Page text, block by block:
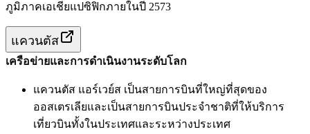
ภูมิภาคเอเชียแปซิฟิกภายในปี 2573
แควนตัส
เครือข่ายและการดำเนินงานระดับโลก
แควนตัส แอร์เวย์ส เป็นสายการบินที่ใหญ่ที่สุดของ
ออสเตรเลียและเป็นสายการบินประจำชาติที่ให้บริการ
เที่ยวบินทั้งในประเทศและระหว่างประเทศ